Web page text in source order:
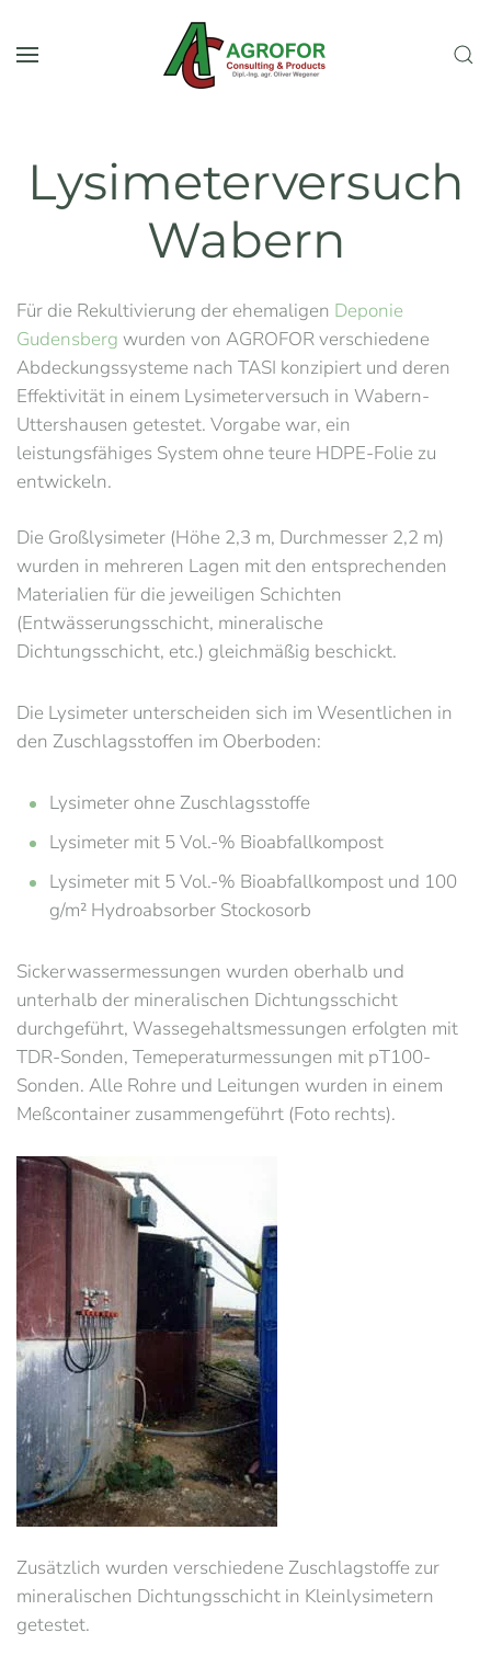
Skip to main content
Lysimeterversuch
Wabern
Für die Rekultivierung der ehemaligen Deponie
Gudensberg wurden von AGROFOR verschiedene
Abdeckungssysteme nach TASI konzipiert und deren
Effektivität in einem Lysimeterversuch in Wabern-
Uttershausen getestet. Vorgabe war, ein
leistungsfähiges System ohne teure HDPE-Folie zu
entwickeln.
Die Großlysimeter (Höhe 2,3 m, Durchmesser 2,2 m)
wurden in mehreren Lagen mit den entsprechenden
Materialien für die jeweiligen Schichten
(Entwässerungsschicht, mineralische
Dichtungsschicht, etc.) gleichmäßig beschickt.
Die Lysimeter unterscheiden sich im Wesentlichen in
den Zuschlagsstoffen im Oberboden:
Lysimeter ohne Zuschlagsstoffe
Lysimeter mit 5 Vol.-% Bioabfallkompost
Lysimeter mit 5 Vol.-% Bioabfallkompost und 100
g/m² Hydroabsorber Stockosorb
Sickerwassermessungen wurden oberhalb und
unterhalb der mineralischen Dichtungsschicht
durchgeführt, Wassegehaltsmessungen erfolgten mit
TDR-Sonden, Temeperaturmessungen mit pT100-
Sonden. Alle Rohre und Leitungen wurden in einem
Meßcontainer zusammengeführt (Foto rechts).
Zusätzlich wurden verschiedene Zuschlagstoffe zur
mineralischen Dichtungsschicht in Kleinlysimetern
getestet.